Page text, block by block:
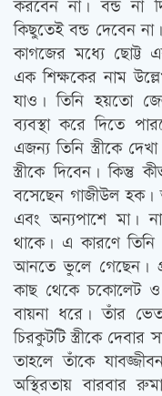
করবেন না। বন্ড না
কিছুতেই বন্ড দেবেন
কাগজের মধ্যে ছোট্ট
এক শিক্ষকের নাম
যাও। তিনি হয়তো
ব্যবস্থা করে দিতে
এজন্য তিনি স্ত্রীকে
স্ত্রীকে দিবেন।
বসেছেন গাজীউল হক।
এবং অন্যপাশে মা।
থাকে। এ কারণে
আনতে ভুলে গেছেন।
কাছ থেকে চকোলেট ও
বায়না ধরে। তাঁর
চিরকুটটি স্ত্রীকে
তাহলে তাঁকে
অস্থিরতায় বারবার